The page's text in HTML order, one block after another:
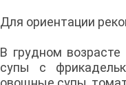
Для ориентации
В грудном
супы с